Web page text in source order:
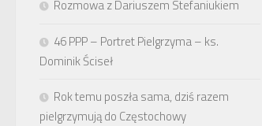
Rozmowa z Dariuszem Stefaniukiem
46 PPP – Portret Pielgrzyma – ks.
Dominik Ściseł
Rok temu poszła sama, dziś razem
pielgrzymują do Częstochowy